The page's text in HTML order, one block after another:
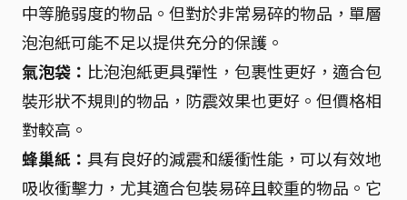
中等脆弱度的物品。但對於非常易碎的物品，單層
泡泡紙可能不足以提供充分的保護。
氣泡袋： 比泡泡紙更具彈性，包裹性更好，適合包
裝形狀不規則的物品，防震效果也更好。但價格相
對較高。
蜂巢紙： 具有良好的減震和緩衝性能，可以有效地
吸收衝擊力，尤其適合包裝易碎且較重的物品。它